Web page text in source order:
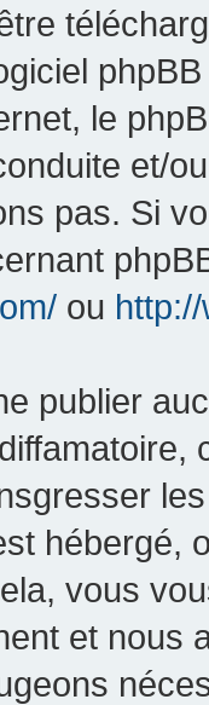
le
et/
pas. Si
ou
publier
hébergé,
vous
et nous